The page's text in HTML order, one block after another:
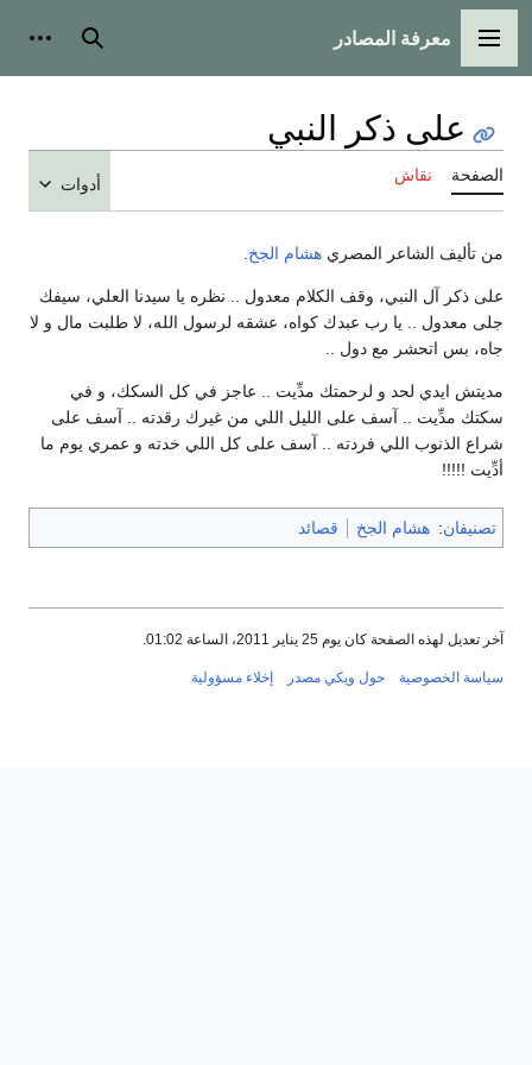
القائمة الرئيسية
معرفة المصادر بحث
على ذكر النبي
الصفحة نقاش أدوات
من تأليف الشاعر المصري هشام الجخ
على ذكر آل النبي، وقف الكلام معدول .. نظره يا سيدنا العلي، سيفك
جلى معدول .. يا رب عبدك كواه، عشقه لرسول الله، لا طلبت مال و لا
جاه، بس اتحشر مع دول ..
مديتش ايدي لحد و لرحمتك مدِّيت .. عاجز في كل السكك، و في
سكتك مدِّيت .. آسف على الليل اللي من غيرك رقدته .. آسف على
شراع الذنوب اللي فردته .. آسف على كل اللي خدته و عمري يوم ما
أدِّيت !!!!!
تصنيفان: هشام الجخ قصائد
آخر تعديل لهذه الصفحة كان يوم 25 يناير 2011، الساعة 01:02.
سياسة الخصوصية حول ويكي مصدر إخلاء مسؤولية